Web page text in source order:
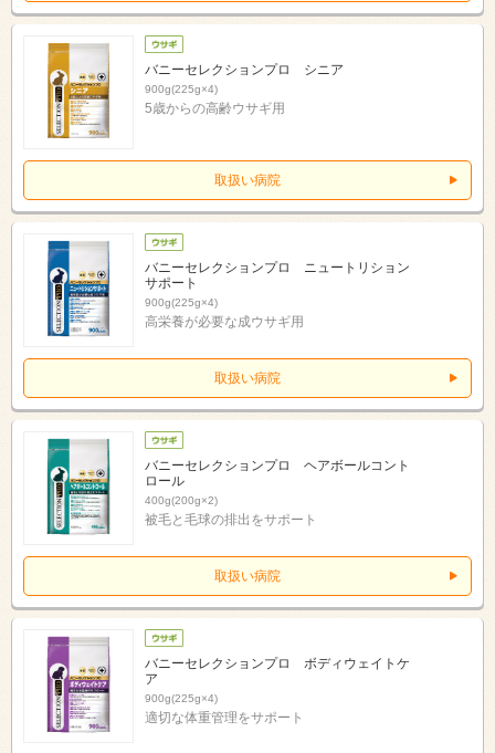
バニーセレクションプロ シニア
900g(225g×4)
5歳からの高齢ウサギ用
取扱い病院
バニーセレクションプロ ニュートリション
サポート
900g(225g×4)
高栄養が必要な成ウサギ用
取扱い病院
バニーセレクションプロ ヘアボールコント
ロール
400g(200g×2)
被毛と毛球の排出をサポート
取扱い病院
バニーセレクションプロ ボディウェイトケ
ア
900g(225g×4)
適切な体重管理をサポート